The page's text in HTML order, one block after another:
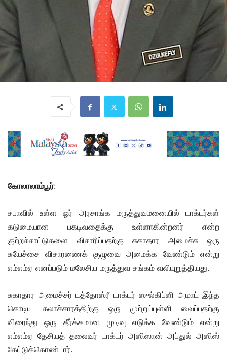
கோலாலாம்பூர்:
சபாவில் உள்ள ஓர் அரசாங்க மருத்துவமனையில் டாக்டர்கள்
கடுமையான பகடிவதைக்கு உள்ளாகின்றனர் என்ற
குற்றச்சாட்டுகளை விசாரிப்பதற்கு சுகாதார அமைச்சு ஒரு
சுயேச்சை விசாரணைக் குழுவை அமைக்க வேண்டும் என்று
எம்எம்ஏ எனப்படும் மலேசிய மருத்துவ சங்கம் வலியுறுத்தியது.
சுகாதார அமைச்சர் டத்தோஸ்ரீ டாக்டர் ஸுல்கிப்ளி அமாட் இந்த
கொடிய கலாச்சாரத்திற்கு ஒரு முற்றுப்புள்ளி வைப்பதற்கு
விரைந்து ஒரு தீர்க்கமான முடிவு எடுக்க வேண்டும் என்று
எம்எம்ஏ தேசியத் தலைவர் டாக்டர் அஸிஸான் அப்துல் அஸிஸ்
கேட்டுக்கொண்டார்.